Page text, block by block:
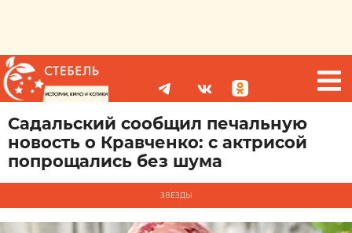
Садальский сообщил печальную
новость о Кравченко: с актрисой
попрощались без шума
ЗВЕЗДЫ